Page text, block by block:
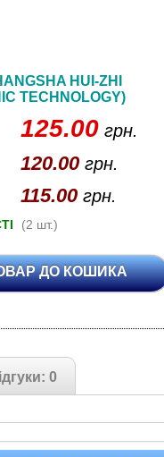
HUI-ZHI
TECHNOLOGY)
125.00грн.
120.00грн.
115.00грн.
(2 шт.)
ДО КОШИКА
0